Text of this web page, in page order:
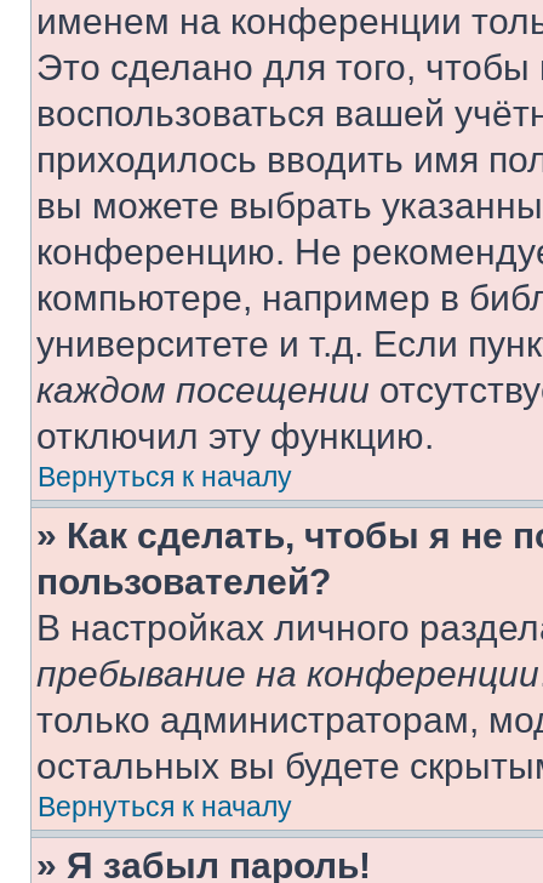
именем на конференции
Это сделано для того, чтобы
воспользоваться вашей
приходилось вводить имя
вы можете выбрать
конференцию. Не
компьютере, например в
университете и т.д. Если
каждом посещении
отключил эту функцию.
Вернуться к началу
» Как сделать, чтобы я не
пользователей?
В настройках личного
пребывание на конференции
только администраторам,
остальных вы будете
Вернуться к началу
» Я забыл пароль!